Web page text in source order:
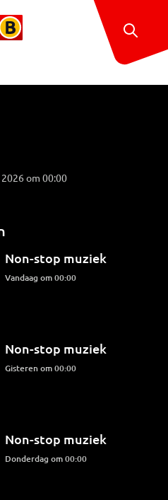
om 00:00
Non-stop muziek
Vandaag om 00:00
Non-stop muziek
Gisteren om 00:00
Non-stop muziek
donderdag om 00:00